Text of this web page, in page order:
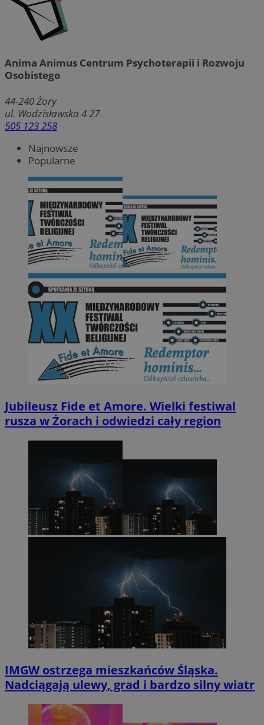
Anima Animus Centrum Psychoterapii i Rozwoju
Osobistego
44-240Żory
ul. Wodzisławska 4 27
505 123 258
Najnowsze
Popularne
Jubileusz Fide et Amore. Wielki festiwal
rusza w Żorach i odwiedzi cały region
IMGW ostrzega mieszkańców Śląska.
Nadciągają ulewy, grad i bardzo silny wiatr